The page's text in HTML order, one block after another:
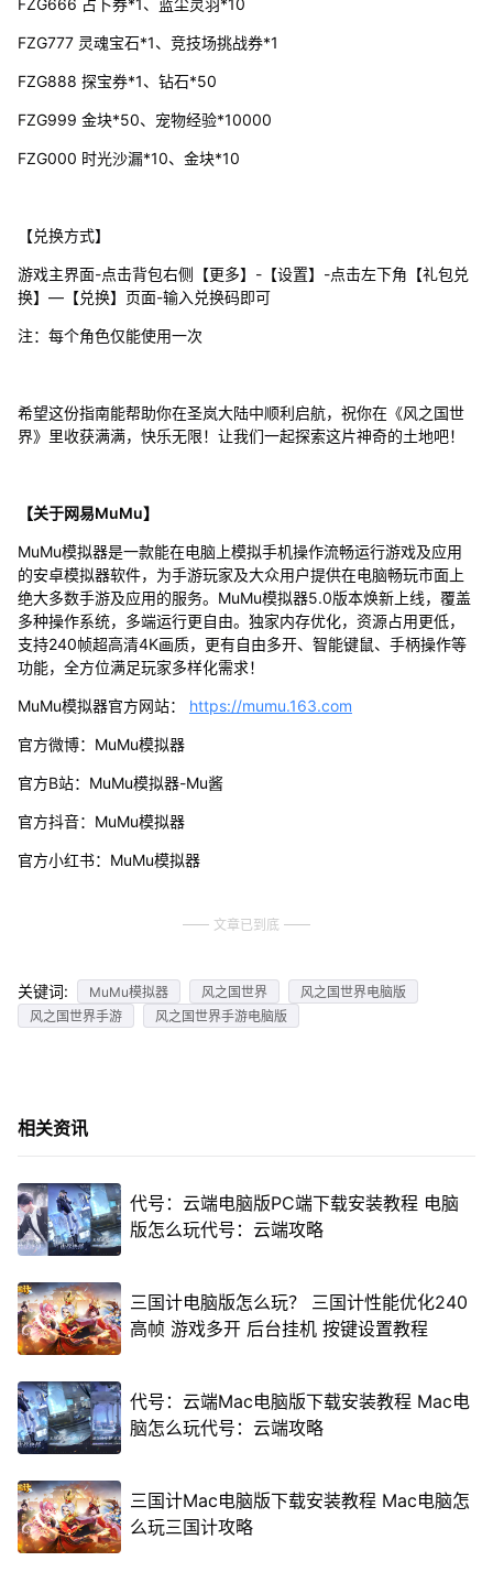
FZG777 灵魂宝石*1、竞技场挑战券*1
FZG888 探宝券*1、钻石*50
FZG999 金块*50、宠物经验*10000
FZG000 时光沙漏*10、金块*10
【兑换方式】
游戏主界面-点击背包右侧【更多】-【设置】-点击左下角【礼包兑
换】―【兑换】页面-输入兑换码即可
注：每个角色仅能使用一次
希望这份指南能帮助你在圣岚大陆中顺利启航，祝你在《风之国世
界》里收获满满，快乐无限！让我们一起探索这片神奇的土地吧！
【关于网易MuMu】
MuMu模拟器是一款能在电脑上模拟手机操作流畅运行游戏及应用
的安卓模拟器软件，为手游玩家及大众用户提供在电脑畅玩市面上
绝大多数手游及应用的服务。MuMu模拟器5.0版本焕新上线，覆盖
多种操作系统，多端运行更自由。独家内存优化，资源占用更低，
支持240帧超高清4K画质，更有自由多开、智能键鼠、手柄操作等
功能，全方位满足玩家多样化需求！
MuMu模拟器官方网站： https://mumu.163.com
官方微博：MuMu模拟器
官方B站：MuMu模拟器-Mu酱
官方抖音：MuMu模拟器
官方小红书：MuMu模拟器
文章已到底
关键词: MuMu模拟器 风之国世界
风之国世界电脑版
风之国世界手游
风之国世界手游电脑版
相关资讯
代号：云端电脑版PC端下载安装教程 电脑
版怎么玩代号：云端攻略
三国计电脑版怎么玩？ 三国计性能优化240
高帧 游戏多开 后台挂机 按键设置教程
代号：云端Mac电脑版下载安装教程 Mac电
脑怎么玩代号：云端攻略
三国计Mac电脑版下载安装教程 Mac电脑怎
么玩三国计攻略